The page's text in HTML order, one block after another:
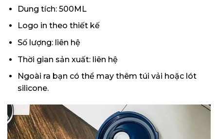
Dung tích: 500ML
Logo in theo thiết kế
Số lượng: liên hệ
Thời gian sản xuất: liên hệ
Ngoài ra bạn có thể may thêm túi vải hoặc lót
silicone.